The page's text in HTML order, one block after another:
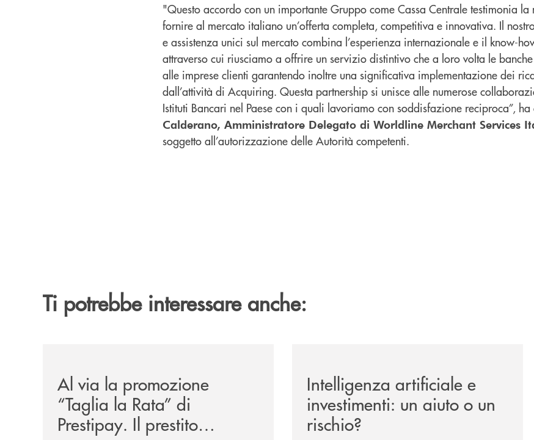
"Questo accordo con un importante Gruppo come Cassa Centrale testimonia
fornire al mercato italiano un’offerta completa, competitiva e innovativa. Il
e assistenza unici sul mercato combina l’esperienza internazionale e il know-
attraverso cui riusciamo a offrire un servizio distintivo che a loro volta le
alle imprese clienti garantendo inoltre una significativa implementazione dei
dall’attività di Acquiring. Questa partnership si unisce alle numerose
Istituti Bancari nel Paese con i quali lavoriamo con soddisfazione reciproca”,
Calderano, Amministratore Delegato di Worldline Merchant Services
soggetto all’autorizzazione delle Autorità competenti.
Ti potrebbe interessare anche:
Al via la promozione
“Taglia la Rata” di
Prestipay. Il prestito
Intelligenza artificiale e
investimenti: un aiuto o un
rischio?